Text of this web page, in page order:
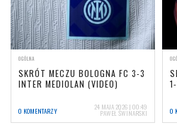
OGÓLNA
SKRÓT MECZU BOLOGNA FC 3-3
INTER MEDIOLAN (VIDEO)
0 KOMENTARZY 24 MAJA 2026 | 00:49
PAWEŁ ŚWINARSKI 0